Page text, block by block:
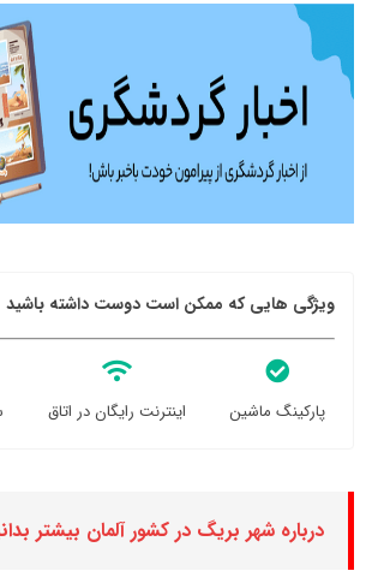
ویژگی هایی که ممکن است دوست داشته باشید
پارکینگ ماشین اینترنت رایگان در اتاق
درباره شهر بریگ در کشور آلمان بیشتر